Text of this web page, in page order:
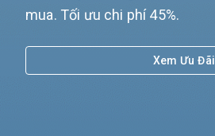
mua. Tối ưu chi phí 45%.
Xem Ưu Đãi